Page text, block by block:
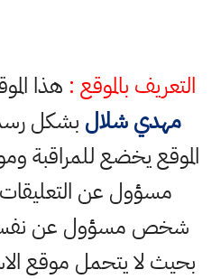
التعريف بالموقع : هذا
مهدي شلال بشكل
الموقع يخضع للمراقبة
مسؤول عن
شخص مسؤول عن نفسه
بحيث لا يتحمل موقع